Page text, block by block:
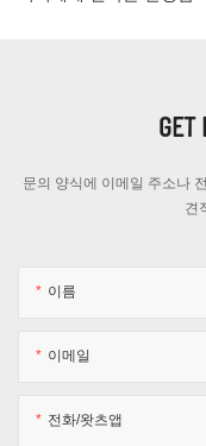
GET
문의 양식에 이메일 주소나
견
이름
이메일
전화/왓츠앱